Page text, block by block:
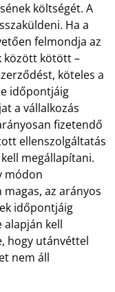
költségét. A
Ha a
felmondja az
között kötött –
köteles a
időpontjáig
a vállalkozás
fizetendő
ellenszolgáltatás
megállapítani.
módon
az arányos
időpontjáig
kell
hogy utánvéttel
nem áll